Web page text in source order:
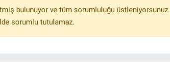
bulunuyor ve tüm sorumluluğu üstleniyorsunuz.
sorumlu tutulamaz.